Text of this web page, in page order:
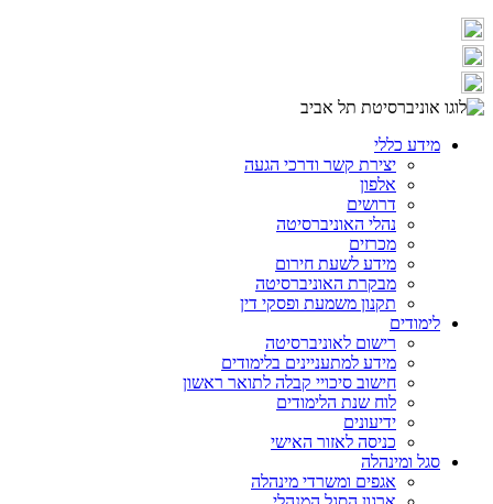
מידע כללי
יצירת קשר ודרכי הגעה
אלפון
דרושים
נהלי האוניברסיטה
מכרזים
מידע לשעת חירום
מבקרת האוניברסיטה
תקנון משמעת ופסקי דין
לימודים
רישום לאוניברסיטה
מידע למתעניינים בלימודים
חישוב סיכויי קבלה לתואר ראשון
לוח שנת הלימודים
ידיעונים
כניסה לאזור האישי
סגל ומינהלה
אגפים ומשרדי מינהלה